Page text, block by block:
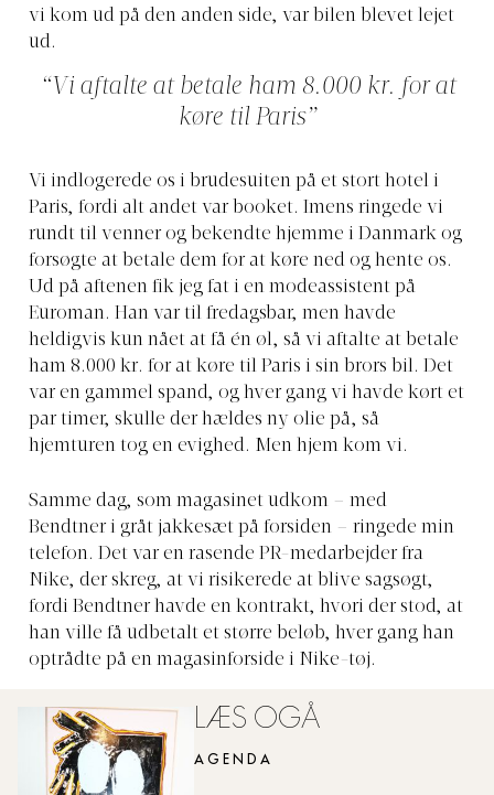
vi kom ud på den anden side, var bilen blevet lejet
ud.
“Vi aftalte at betale ham 8.000 kr. for at
køre til Paris”
Vi indlogerede os i brudesuiten på et stort hotel i
Paris, fordi alt andet var booket. Imens ringede vi
rundt til venner og bekendte hjemme i Danmark og
forsøgte at betale dem for at køre ned og hente os.
Ud på aftenen fik jeg fat i en modeassistent på
Euroman. Han var til fredagsbar, men havde
heldigvis kun nået at få én øl, så vi aftalte at betale
ham 8.000 kr. for at køre til Paris i sin brors bil. Det
var en gammel spand, og hver gang vi havde kørt et
par timer, skulle der hældes ny olie på, så
hjemturen tog en evighed. Men hjem kom vi.
Samme dag, som magasinet udkom – med
Bendtner i gråt jakkesæt på forsiden – ringede min
telefon. Det var en rasende PR-medarbejder fra
Nike, der skreg, at vi risikerede at blive sagsøgt,
fordi Bendtner havde en kontrakt, hvori der stod, at
han ville få udbetalt et større beløb, hver gang han
optrådte på en magasinforside i Nike-tøj.
LÆS OGÅ
AGENDA